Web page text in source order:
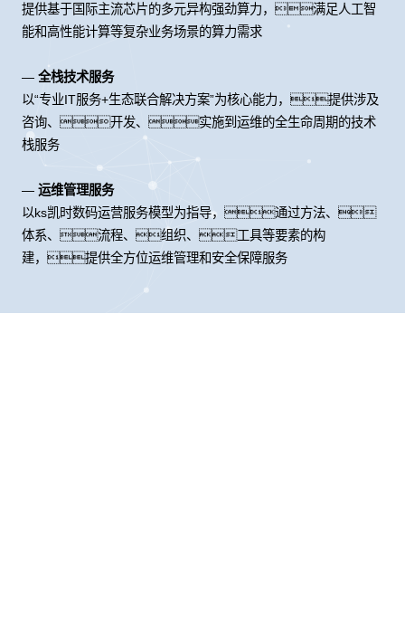
提供基于国际主流芯片的多元异构强劲算力，满足人工智
能和高性能计算等复杂业务场景的算力需求
— 全栈技术服务
以“专业IT服务+生态联合解决方案”为核心能力，提供涉及
咨询、开发、实施到运维的全生命周期的技术
栈服务
— 运维管理服务
以ks凯时数码运营服务模型为指导，通过方法、
体系、流程、组织、工具等要素的构
建，提供全方位运维管理和安全保障服务